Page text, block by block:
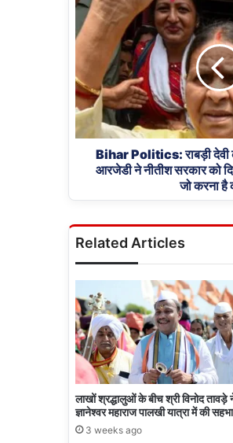
Bihar
Politics:
राबड़ी
का
बंगला
खाली
नहीं
करेंगे,
आरजेडी
सरकार
दिया
खुला
अल्टीमेटम,
जो
करना
है
कर
लो
Bihar Politics: राबड़ी देवी
आरजेडी ने नीतीश सरकार को
जो करना है
Related Articles
लाखों श्रद्धालुओं के बीच श्री विनोद
ज्ञानेश्वर महाराज पालखी यात्रा में की
3 weeks ago